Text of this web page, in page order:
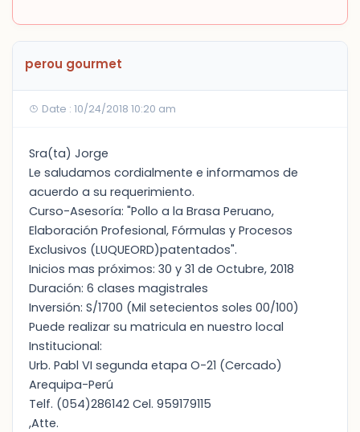
perou gourmet
Date : 10/24/2018 10:20 am
Sra(ta) Jorge
Le saludamos cordialmente e informamos de
acuerdo a su requerimiento.
Curso-Asesoría: "Pollo a la Brasa Peruano,
Elaboración Profesional, Fórmulas y Procesos
Exclusivos (LUQUEORD)patentados".
Inicios mas próximos: 30 y 31 de Octubre, 2018
Duración: 6 clases magistrales
Inversión: S/1700 (Mil setecientos soles 00/100)
Puede realizar su matricula en nuestro local
Institucional:
Urb. Pabl VI segunda etapa O-21 (Cercado)
Arequipa-Perú
Telf. (054)286142 Cel. 959179115
,Atte.